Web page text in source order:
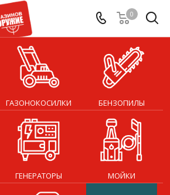
0
ГАЗОНОКОСИЛКИ БЕНЗОПИЛЫ
ГЕНЕРАТОРЫ МОЙКИ